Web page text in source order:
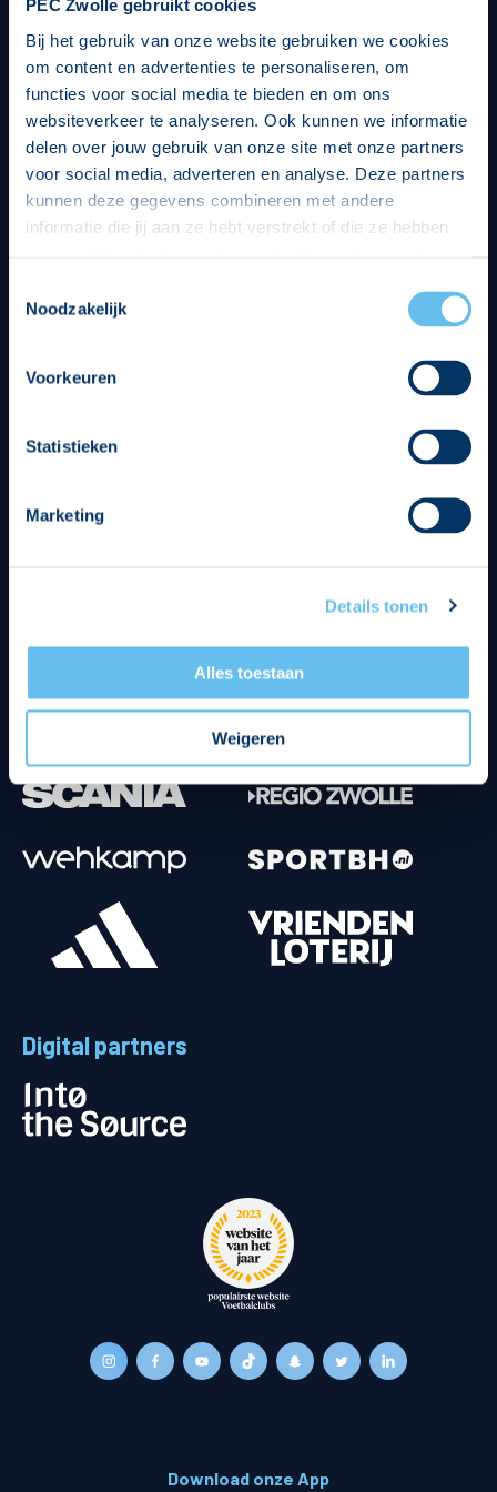
PEC Zwolle gebruikt cookies
Bij het gebruik van onze website gebruiken we cookies
om content en advertenties te personaliseren, om
functies voor social media te bieden en om ons
websiteverkeer te analyseren. Ook kunnen we informatie
delen over jouw gebruik van onze site met onze partners
voor social media, adverteren en analyse. Deze partners
kunnen deze gegevens combineren met andere
informatie die jij aan ze hebt verstrekt of die ze hebben
op een veilige en integere wijze. Je kunt je toestemming
beheren op de privacy- en cookieverklaring pagina.
Noodzakelijk
Voorkeuren
Statistieken
Marketing
Details tonen
Alles toestaan
Weigeren
Digital partners
Download onze App